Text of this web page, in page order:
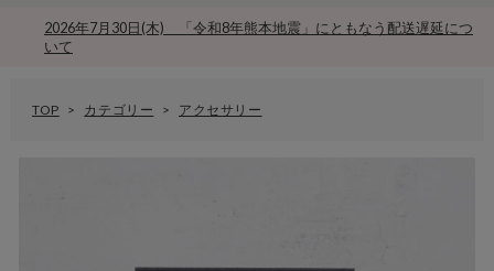
2026年7月30日(木) 「令和8年熊本地震」にともなう配送遅延につ
いて
TOP カテゴリー アクセサリー